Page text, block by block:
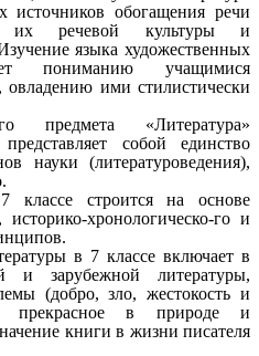
источников обогащения речи
их речевой культуры и
языка художественных
пониманию учащимися
овладению ими стилистически
предмета «Литература»
собой единство
науки (литературоведения),
классе строится на основе
историко-хронологическо-го и
в 7 классе включает в
и зарубежной литературы,
(добро, зло, жестокость и
прекрасное в природе и
книги в жизни писателя